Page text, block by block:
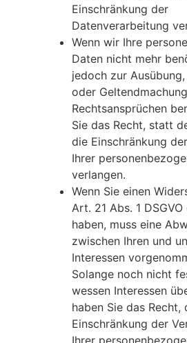
Einschränkung der
Datenverarbeitung
Wenn wir Ihre
Daten nicht mehr
jedoch zur
oder
Rechtsansprüchen
Sie das Recht, statt
die Einschränkung
Ihrer
verlangen.
Wenn Sie einen
Art. 21 Abs. 1
haben, muss eine
zwischen Ihren und
Interessen
Solange noch nicht
wessen Interessen
haben Sie das Recht,
Einschränkung der
Ihrer